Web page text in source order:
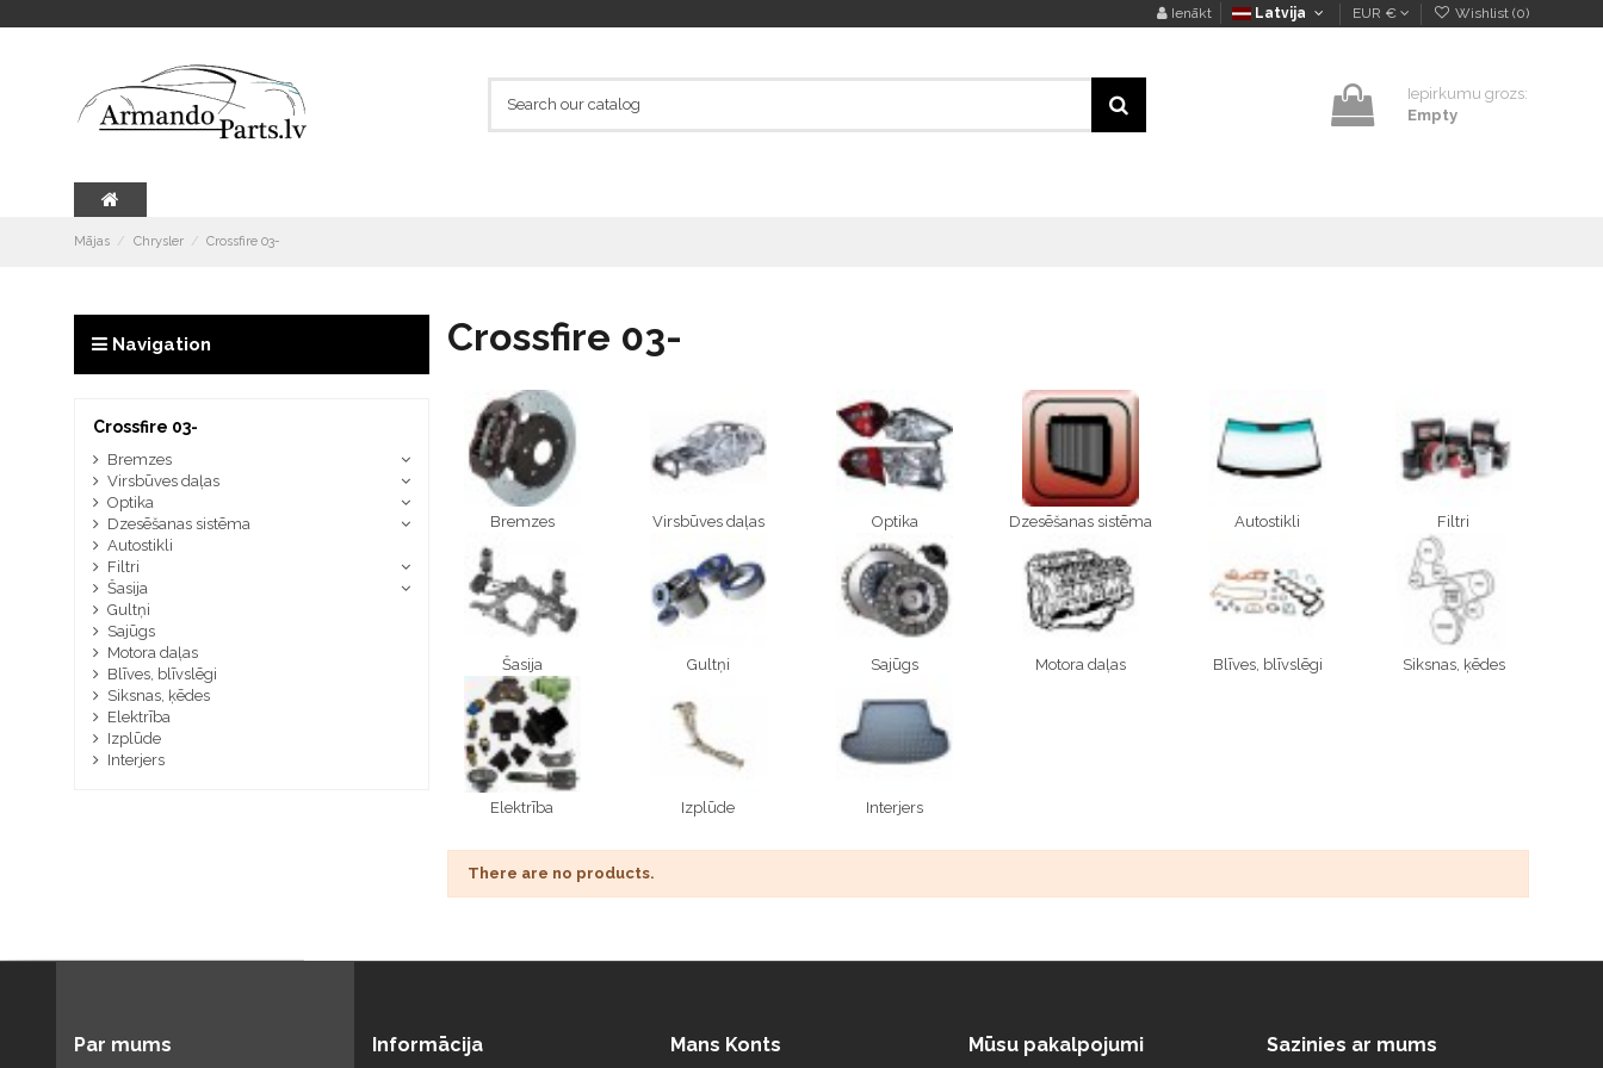
Ienākt Latvija EUR € Wishlist (0)
Iepirkumu grozs:
Empty
Mājas Chrysler Crossfire 03-
Crossfire 03-
Bremzes Virsbūves daļas Optika Dzesēšanas sistēma Autostikli Filtri
Šasija Gultņi Sajūgs Motora daļas Blīves, blīvslēgi Siksnas, ķēdes
Elektrība Izplūde Interjers
There are no products.
Navigation
Crossfire 03-
Bremzes
Virsbūves daļas
Optika
Dzesēšanas sistēma
Autostikli
Filtri
Šasija
Gultņi
Sajūgs
Motora daļas
Blīves, blīvslēgi
Siksnas, ķēdes
Elektrība
Izplūde
Interjers
Par mums Informācija Mans Konts Mūsu pakalpojumi Sazinies ar mums